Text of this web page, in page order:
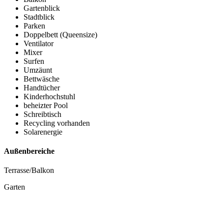
Gartenblick
Stadtblick
Parken
Doppelbett (Queensize)
Ventilator
Mixer
Surfen
Umzäunt
Bettwäsche
Handtücher
Kinderhochstuhl
beheizter Pool
Schreibtisch
Recycling vorhanden
Solarenergie
Außenbereiche
Terrasse/Balkon
Garten